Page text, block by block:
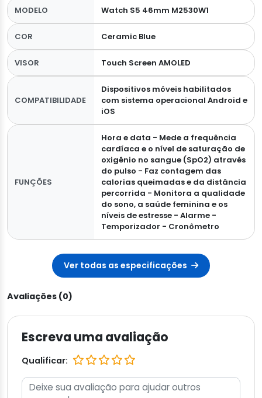
MODELO Watch S5 46mm M2530W1
COR Ceramic Blue
VISOR Touch Screen AMOLED
COMPATIBILIDADE
Dispositivos móveis habilitados
com sistema operacional Android e
iOS
FUNÇÕES
Hora e data - Mede a frequência
cardíaca e o nível de saturação de
oxigênio no sangue (SpO2) através
do pulso - Faz contagem das
calorias queimadas e da distância
percorrida - Monitora a qualidade
do sono, a saúde feminina e os
níveis de estresse - Alarme -
Temporizador - Cronômetro
Ver todas as especificações
Avaliações (0)
Escreva uma avaliação
Qualificar: